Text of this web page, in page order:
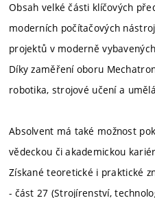
Obsah velké části klíčových
moderních počítačových
projektů v moderně
Díky zaměření oboru
robotika, strojové učení a
Absolvent má také možnost
vědeckou či akademickou
Získané teoretické i praktické
- část 27 (Strojírenství,